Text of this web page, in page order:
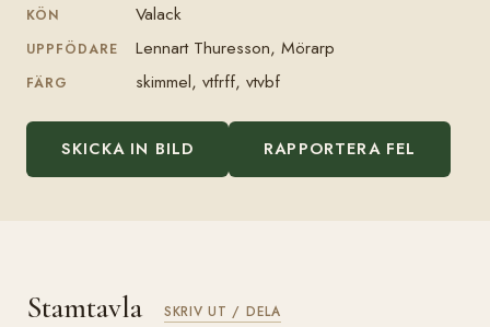
KÖN Valack
UPPFÖDARE Lennart Thuresson, Mörarp
FÄRG skimmel, vtfrff, vtvbf
SKICKA IN BILD RAPPORTERA FEL
Stamtavla SKRIV UT / DELA